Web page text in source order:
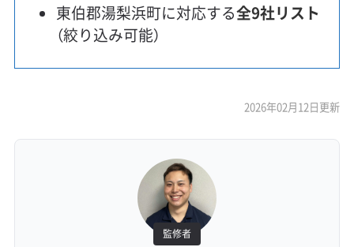
東伯郡湯梨浜町に対応する全9社リスト
（絞り込み可能）
2026年02月12日更新
監修者